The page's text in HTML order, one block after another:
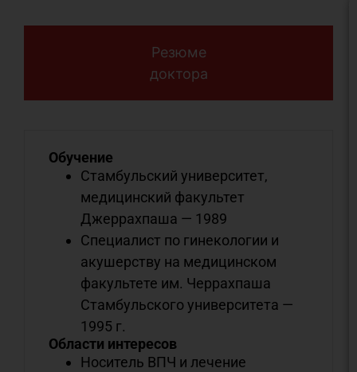
Резюме
доктора
Обучение
Стамбульский университет,
медицинский факультет
Джеррахпаша — 1989
Специалист по гинекологии и
акушерству на медицинском
факультете им. Черрахпаша
Стамбульского университета —
1995 г.
Области интересов
Носитель ВПЧ и лечение